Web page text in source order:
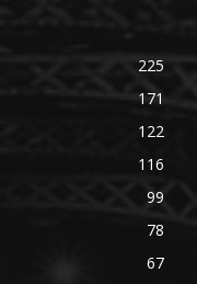
225
171
122
116
99
78
67